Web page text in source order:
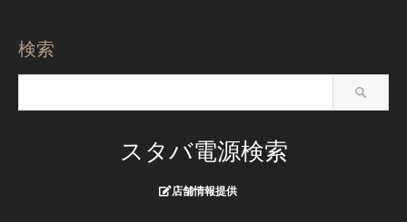
検索
スタバ電源検索
店舗情報提供